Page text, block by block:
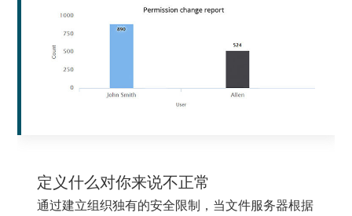
定义什么对你来说不正常
通过建立组织独有的安全限制，当文件服务器根据